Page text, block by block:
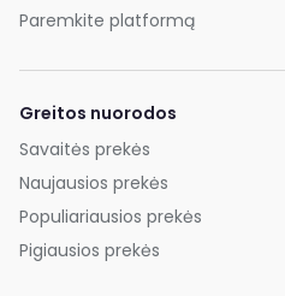
Paremkite platformą
Greitos nuorodos
Savaitės prekės
Naujausios prekės
Populiariausios prekės
Pigiausios prekės